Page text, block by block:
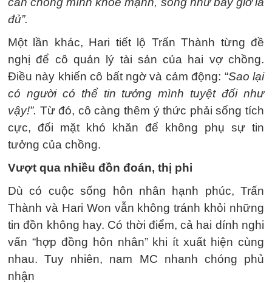
đủ”.
Một lần khác, Hari tiết lộ Trấn Thành từng đề
nghị để cô quản lý tài sản của hai vợ chồng.
Điều này khiến cô bất ngờ và cảm động: “Sao lại
có người có thể tin tưởng mình tuyệt đối như
vậy!”. Từ đó, cô càng thêm ý thức phải sống tích
cực, đối mặt khó khăn để không phụ sự tin
tưởng của chồng.
Vượt qua nhiều đồn đoán, thị phi
Dù có cuộc sống hôn nhân hạnh phúc, Trấn
Thành và Hari Won vẫn không tránh khỏi những
tin đồn không hay. Có thời điểm, cả hai dính nghi
vấn “hợp đồng hôn nhân” khi ít xuất hiện cùng
nhau. Tuy nhiên, nam MC nhanh chóng phủ
nhận